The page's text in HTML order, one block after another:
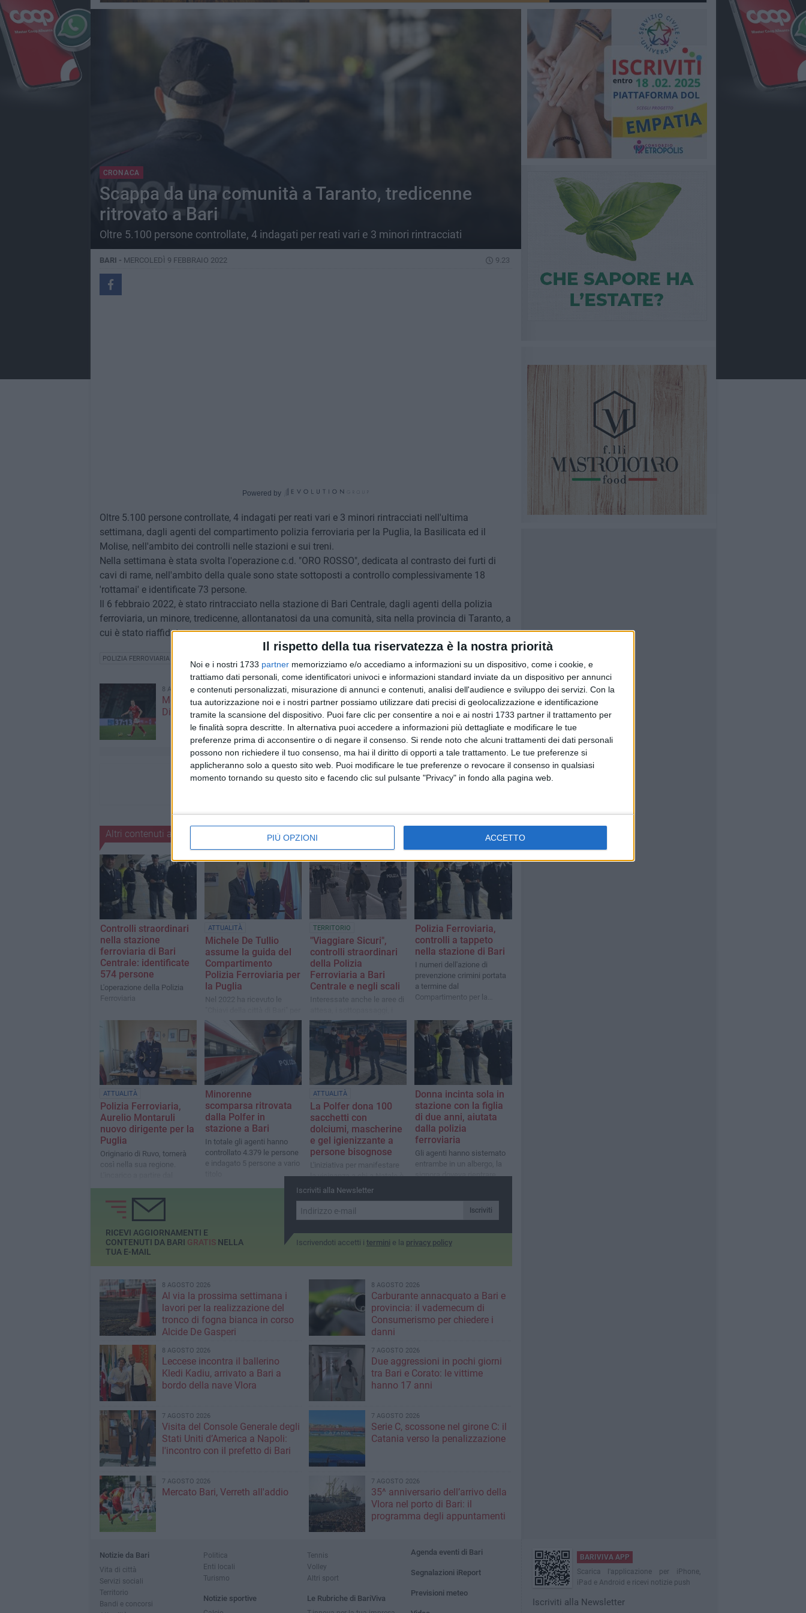
Il rispetto della tua riservatezza è la nostra priorità
Noi e i nostri 1733 partner memorizziamo e/o accediamo a informazioni su un dispositivo, come i cookie, e
trattiamo dati personali, come identificatori univoci e informazioni standard inviate da un dispositivo per annunci
e contenuti personalizzati, misurazione di annunci e contenuti, analisi dell'audience e sviluppo dei servizi. Con la
tua autorizzazione noi e i nostri partner possiamo utilizzare dati precisi di geolocalizzazione e identificazione
tramite la scansione del dispositivo. Puoi fare clic per consentire a noi e ai nostri 1733 partner il trattamento per
le finalità sopra descritte. In alternativa puoi accedere a informazioni più dettagliate e modificare le tue
preferenze prima di acconsentire o di negare il consenso. Si rende noto che alcuni trattamenti dei dati personali
possono non richiedere il tuo consenso, ma hai il diritto di opporti a tale trattamento. Le tue preferenze si
applicheranno solo a questo sito web. Puoi modificare le tue preferenze o revocare il consenso in qualsiasi
momento tornando su questo sito e facendo clic sul pulsante "Privacy" in fondo alla pagina web.
PIÙ OPZIONI ACCETTO
CRONACA
Scappa da una comunità a Taranto, tredicenne
ritrovato a Bari
Oltre 5.100 persone controllate, 4 indagati per reati vari e 3 minori rintracciati
BARI - MERCOLEDÌ 9 FEBBRAIO 2022 9.23
Powered by
Oltre 5.100 persone controllate, 4 indagati per reati vari e 3 minori rintracciati nell'ultima
settimana, dagli agenti del compartimento polizia ferroviaria per la Puglia, la Basilicata ed il
Molise, nell'ambito dei controlli nelle stazioni e sui treni.
Nella settimana è stata svolta l'operazione c.d. "ORO ROSSO", dedicata al contrasto dei furti di
cavi di rame, nell'ambito della quale sono state sottoposti a controllo complessivamente 18
'rottamai' e identificate 73 persone.
Il 6 febbraio 2022, è stato rintracciato nella stazione di Bari Centrale, dagli agenti della polizia
ferroviaria, un minore, tredicenne, allontanatosi da una comunità, sita nella provincia di Taranto, a
cui è stato riaffidato.
POLIZIA FERROVIARIA
8 AGOSTO 2026
Mercato in uscita, anche
Dickmann lascia Bari
8 AGOSTO 2026
"Aiutaci a fare i cartoni", parte la
campagna per la raccolta sulla
costa barese
Altri contenuti a tema
Controlli straordinari
nella stazione
ferroviaria di Bari
Centrale: identificate
574 persone
L'operazione della Polizia
Ferroviaria
ATTUALITÀ
Michele De Tullio
assume la guida del
Compartimento
Polizia Ferroviaria per
la Puglia
Nel 2022 ha ricevuto le
il suo costante impegno
TERRITORIO
"Viaggiare Sicuri",
controlli straordinari
della Polizia
Ferroviaria a Bari
Centrale e negli scali
Interessate anche le aree di
luoghi di ristoro e le zone
limitrofe
Polizia Ferroviaria,
controlli a tappeto
nella stazione di Bari
I numeri dell'azione di
prevenzione crimini portata
a termine dal
Compartimento per la
ATTUALITÀ
Polizia Ferroviaria,
Aurelio Montaruli
nuovo dirigente per la
Puglia
Originario di Ruvo, tornerà
così nella sua regione.
prossimo 9 gennaio
Minorenne
scomparsa ritrovata
dalla Polfer in
stazione a Bari
In totale gli agenti hanno
controllato 4.379 le persone
e indagato 5 persone a vario
ATTUALITÀ
La Polfer dona 100
sacchetti con
dolciumi, mascherine
e gel igienizzante a
persone bisognose
L'iniziativa per manifestare
la vicinanza a chi a Natale è
solo ed è in una situazione
Donna incinta sola in
stazione con la figlia
di due anni, aiutata
dalla polizia
ferroviaria
Gli agenti hanno sistemato
entrambe in un albergo, la
signora doveva rientrare
Iscriviti alla Newsletter
Iscriviti
Iscrivendoti accetti i termini e la privacy policy
RICEVI AGGIORNAMENTI E
CONTENUTI DA BARI GRATISNELLA
TUA E-MAIL
8 AGOSTO 2026
Al via la prossima settimana i
lavori per la realizzazione del
tronco di fogna bianca in corso
Alcide De Gasperi
8 AGOSTO 2026
Carburante annacquato a Bari e
provincia: il vademecum di
Consumerismo per chiedere i
danni
8 AGOSTO 2026
Leccese incontra il ballerino
Kledi Kadiu, arrivato a Bari a
bordo della nave Vlora
7 AGOSTO 2026
Due aggressioni in pochi giorni
tra Bari e Corato: le vittime
hanno 17 anni
7 AGOSTO 2026
Visita del Console Generale degli
Stati Uniti d’America a Napoli:
l'incontro con il prefetto di Bari
7 AGOSTO 2026
Serie C, scossone nel girone C: il
Catania verso la penalizzazione
7 AGOSTO 2026
Mercato Bari, Verreth all'addio
7 AGOSTO 2026
35^ anniversario dell’arrivo della
Vlora nel porto di Bari: il
programma degli appuntamenti
Notizie da Bari
Vita di città
Servizi sociali
Territorio
Bandi e concorsi
Politica
Enti locali
Turismo
Notizie sportive
Tennis
Volley
Altri sport
Le Rubriche di BariViva
Agenda eventi di Bari
Segnalazioni iReport
Previsioni meteo
BARIVIVA APP
Scarica l'applicazione per iPhone,
iPad e Android e ricevi notizie push
Iscriviti alla Newsletter